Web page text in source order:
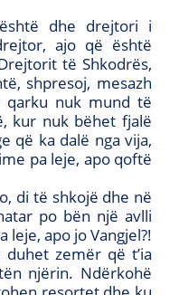
dhe drejtori i
ajo që është
të Shkodrës,
shpresoj, mesazh
nuk mund të
kur nuk bëhet fjalë
që ka dalë nga vija,
pa leje, apo qoftë
di të shkojë dhe në
po bën një avlli
apo jo Vangjel?!
zemër që t’ia
njërin. Ndërkohë